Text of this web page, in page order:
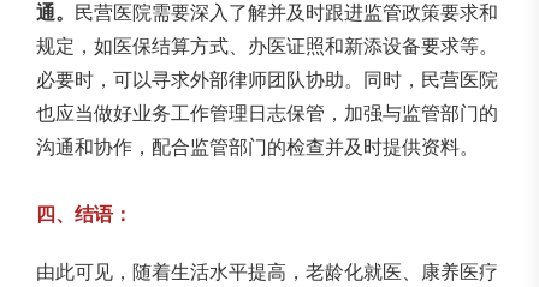
通。
民营医院需要深入了解并及时跟进监管政策要求和
规定，如医保结算方式、办医证照和新添设备要求等。
必要时，可以寻求外部律师团队协助。同时，民营医院
也应当做好业务工作管理日志保管，加强与监管部门的
沟通和协作，配合监管部门的检查并及时提供资料。
四、结语：
由此可见，随着生活水平提高，老龄化就医、康养医疗